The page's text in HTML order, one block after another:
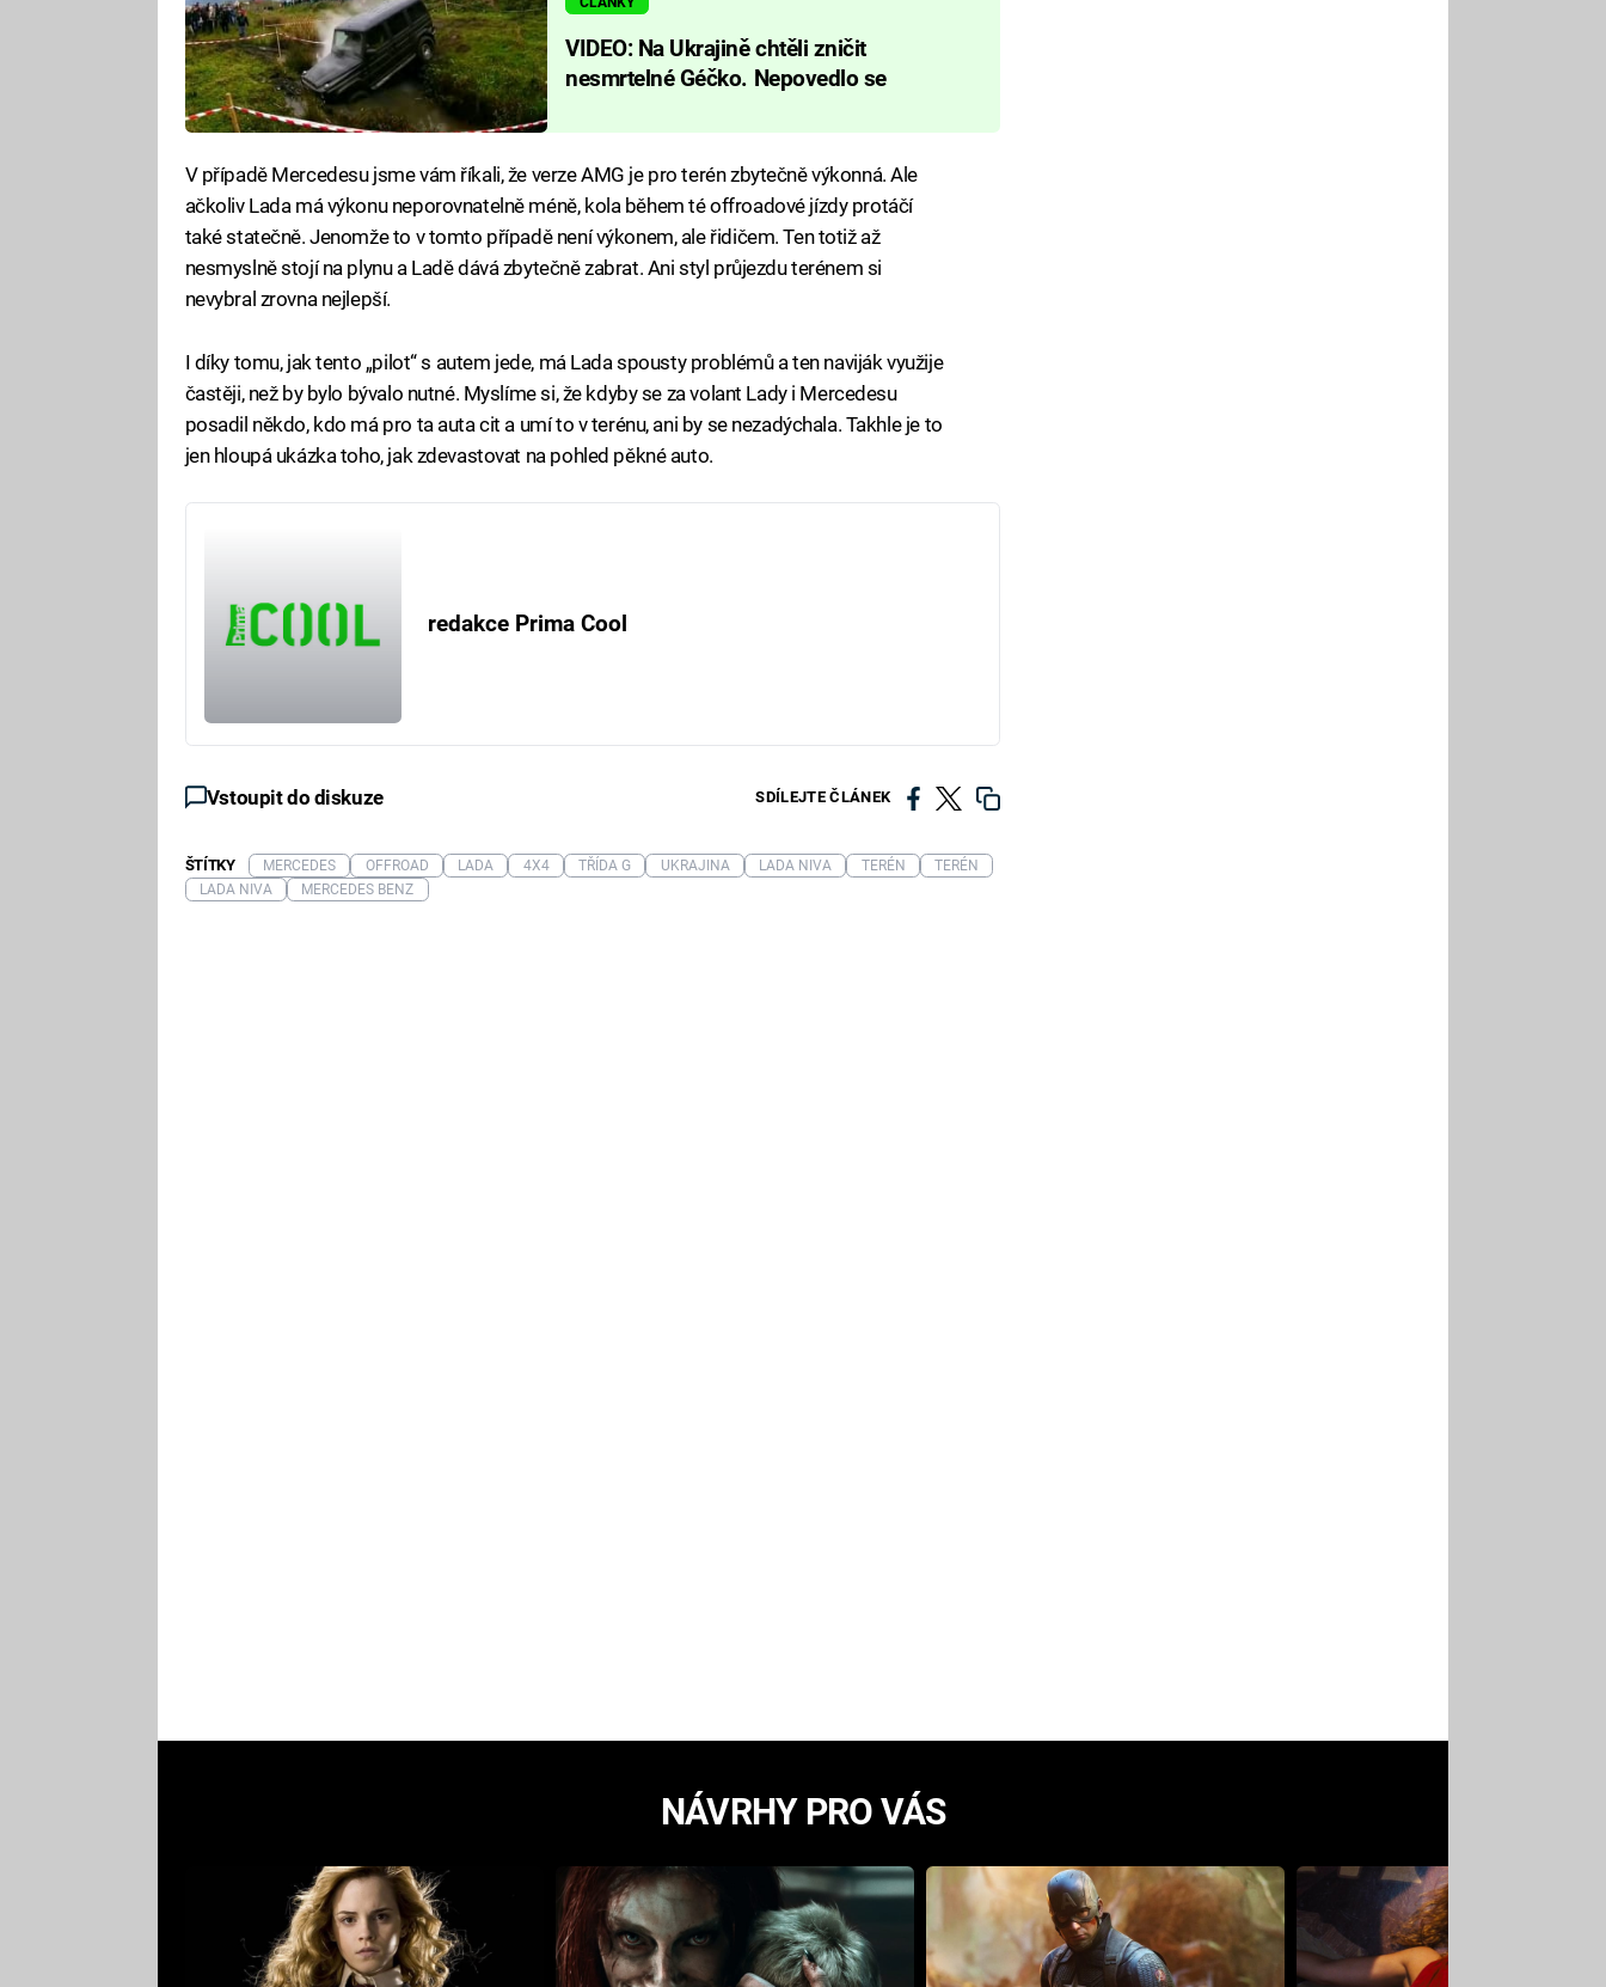
VIDEO: Na Ukrajině chtěli zničit
nesmrtelné Géčko. Nepovedlo se
V případě Mercedesu jsme vám říkali, že verze AMG je pro terén zbytečně výkonná. Ale
ačkoliv Lada má výkonu neporovnatelně méně, kola během té offroadové jízdy protáčí
také statečně. Jenomže to v tomto případě není výkonem, ale řidičem. Ten totiž až
nesmyslně stojí na plynu a Ladě dává zbytečně zabrat. Ani styl průjezdu terénem si
nevybral zrovna nejlepší.
I díky tomu, jak tento „pilot“ s autem jede, má Lada spousty problémů a ten naviják využije
častěji, než by bylo bývalo nutné. Myslíme si, že kdyby se za volant Lady i Mercedesu
posadil někdo, kdo má pro ta auta cit a umí to v terénu, ani by se nezadýchala. Takhle je to
jen hloupá ukázka toho, jak zdevastovat na pohled pěkné auto.
redakce Prima Cool
Vstoupit do diskuze SDÍLEJTE ČLÁNEK
ŠTÍTKY MERCEDES OFFROAD LADA 4X4 TŘÍDA G UKRAJINA LADA NIVA TERÉN
TERÉN
LADA NIVA
MERCEDES BENZ
NÁVRHY PRO VÁS